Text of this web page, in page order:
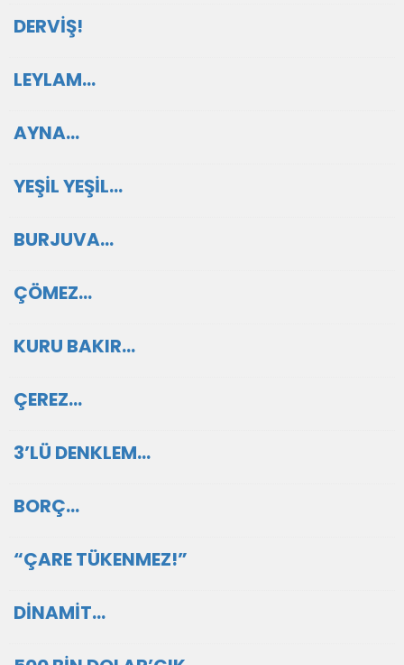
DERVİŞ!
LEYLAM…
AYNA…
YEŞİL YEŞİL…
BURJUVA…
ÇÖMEZ…
KURU BAKIR…
ÇEREZ…
3’LÜ DENKLEM…
BORÇ…
“ÇARE TÜKENMEZ!”
DİNAMİT…